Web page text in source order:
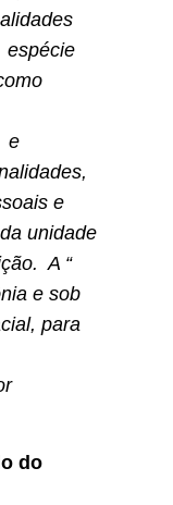
espécie
e
e
unidade
A “
e sob
para
do